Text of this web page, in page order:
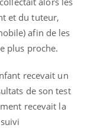
et du tuteur,
afin de les
plus proche.
recevait un
de son test
recevait la